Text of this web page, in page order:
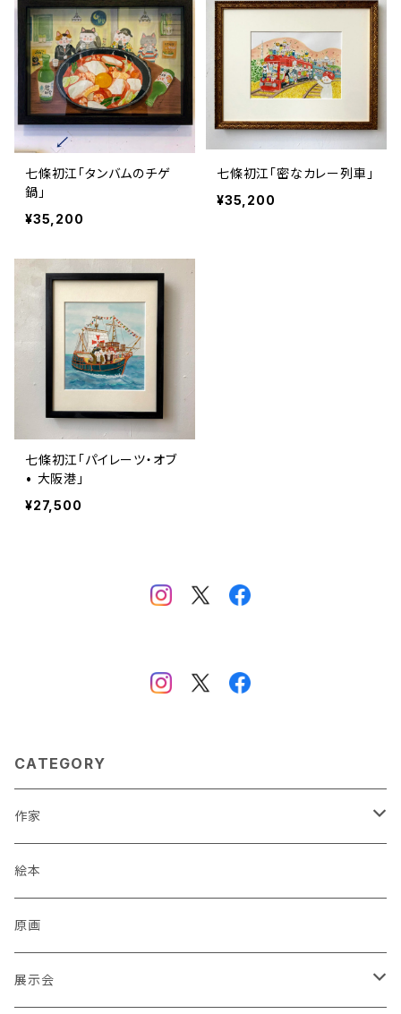
七條初江「タンバムのチゲ
鍋」
¥35,200
七條初江「密なカレー列車」
¥35,200
七條初江「パイレーツ・オブ
• 大阪港」
¥27,500
CATEGORY
作家
蒼川わか
あきやまりか
ashika
絵本
原画
展示会